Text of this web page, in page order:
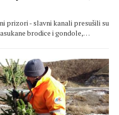
prizori - slavni kanali presušili su
brodice i gondole,…